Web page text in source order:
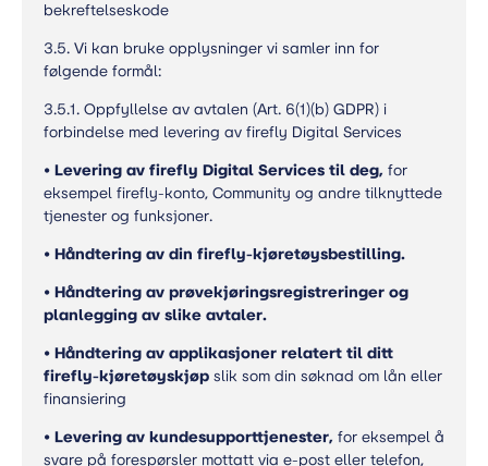
bekreftelseskode
3.5. Vi kan bruke opplysninger vi samler inn for
følgende formål:
3.5.1. Oppfyllelse av avtalen (Art. 6(1)(b) GDPR) i
forbindelse med levering av firefly Digital Services
• Levering av firefly Digital Services til deg, for
eksempel firefly-konto, Community og andre tilknyttede
tjenester og funksjoner.
• Håndtering av din firefly-kjøretøysbestilling.
• Håndtering av prøvekjøringsregistreringer og
planlegging av slike avtaler.
• Håndtering av applikasjoner relatert til ditt
firefly-kjøretøyskjøp slik som din søknad om lån eller
finansiering
• Levering av kundesupporttjenester, for eksempel å
svare på forespørsler mottatt via e-post eller telefon,